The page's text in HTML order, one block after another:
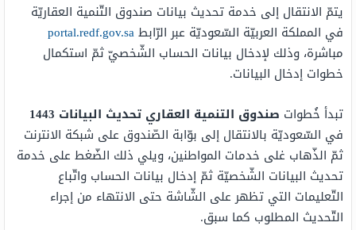
يتمّ الانتقال إلى خدمة تحديث بيانات صندوق التّنمية العقاريّة
في المملكة العربيّة السّعوديّة عبر الرّابطportal.redf.gov.sa
مباشرة، وذلك لإدخال بيانات الحساب الشّخصيّ ثمّ استكمال
خطوات إدخال البيانات.
تبدأ خُطوات صندوق التنمية العقاري تحديث البيانات 1443
في السّعوديّة بالانتقال إلى بوّابة الصّندوق على شبكة الانترنت
ثمّ الذّهاب غلى خدمات المواطنين، ويلي ذلك الضّغط على خدمة
تحديث البيانات الشّخصيّة ثمّ إدخال بيانات الحساب واتّباع
التّعليمات التي تظهر على الشّاشة حتى الانتهاء من إجراء
التّحديث المطلوب كما سبق.